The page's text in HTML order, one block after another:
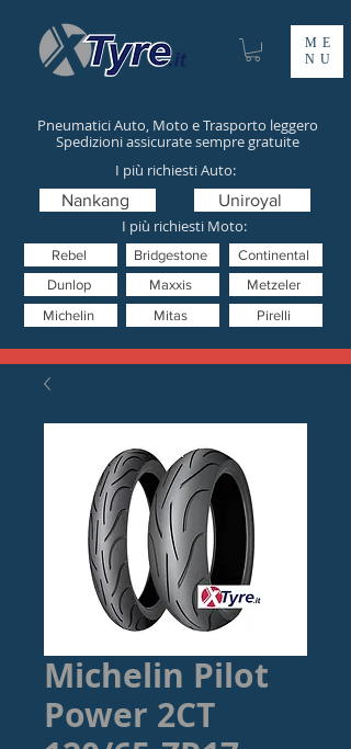
ME
NU
Pneumatici Auto, Moto e Trasporto leggero
Spedizioni assicurate sempre gratuite
I più richiesti Moto:
Mitas
Nankang
Pirelli
Uniroyal
Metzeler
Dunlop
Bridgestone Continental
Michelin
Rebel
I più richiesti Auto:
Maxxis
Michelin Pilot
Power 2CT